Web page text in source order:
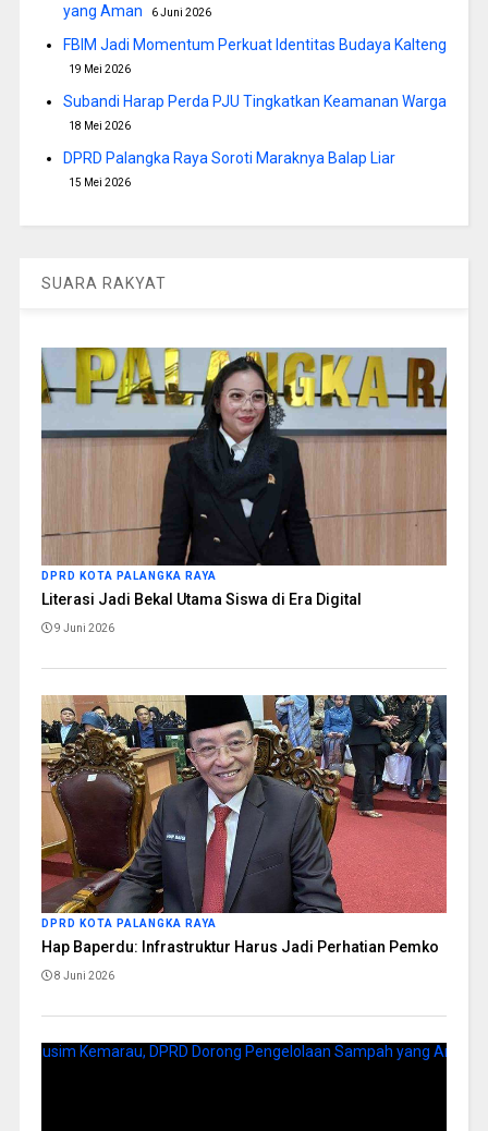
yang Aman
6 Juni 2026
FBIM Jadi Momentum Perkuat Identitas Budaya Kalteng
19 Mei 2026
Subandi Harap Perda PJU Tingkatkan Keamanan Warga
18 Mei 2026
DPRD Palangka Raya Soroti Maraknya Balap Liar
15 Mei 2026
SUARA RAKYAT
DPRD KOTA PALANGKA RAYA
Literasi Jadi Bekal Utama Siswa di Era Digital
9 Juni 2026
DPRD KOTA PALANGKA RAYA
Hap Baperdu: Infrastruktur Harus Jadi Perhatian Pemko
8 Juni 2026